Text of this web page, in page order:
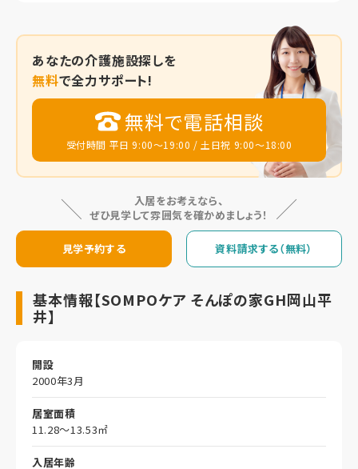
あなたの介護施設探しを
無料で全力サポート!
無料で電話相談
受付時間 平日 9:00～19:00 / 土日祝 9:00～18:00
入居をお考えなら、
ぜひ見学して雰囲気を確かめましょう！
見学予約する 資料請求する（無料）
基本情報【SOMPOケア そんぽの家GH岡山平
井】
開設
2000年3月
居室面積
11.28～13.53㎡
入居年齢